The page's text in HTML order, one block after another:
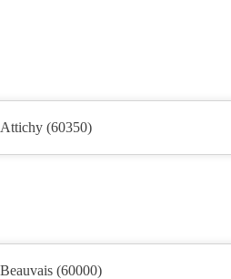
Attichy (60350)
Beauvais (60000)